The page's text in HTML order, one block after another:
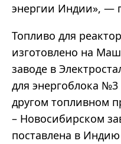
энергии Индии», —
Топливо для
изготовлено на
заводе в
для энергоблока
другом топливном
– Новосибирском
поставлена в Индию